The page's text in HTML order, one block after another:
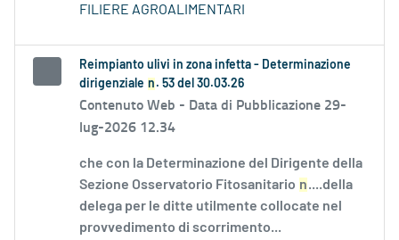
FILIERE AGROALIMENTARI
Reimpianto ulivi in zona infetta - Determinazione
dirigenziale n . 53 del 30.03.26
Contenuto Web - Data di Pubblicazione 29-
lug-2026 12.34
che con la Determinazione del Dirigente della
Sezione Osservatorio Fitosanitario n....della
delega per le ditte utilmente collocate nel
provvedimento di scorrimento...